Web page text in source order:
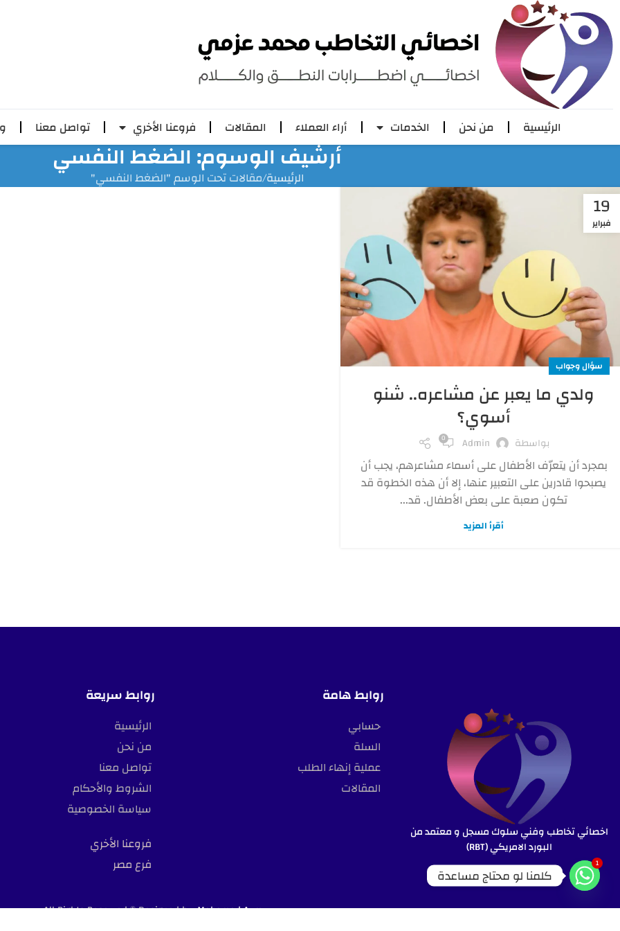
الرئيسية من نحن الخدمات أراء العملاء المقالات فروعنا الأخري تواصل معنا
أرشيف الوسوم: الضغط النفسي
الرئيسية مقالات تحت الوسم "الضغط النفسي"
19
فبراير
سؤال وجواب
ولدي ما يعبر عن مشاعره.. شنو
أسوي؟
بواسطة Admin
0
بمجرد أن يتعرّف الأطفال على أسماء مشاعرهم، يجب أن
يصبحوا قادرين على التعبير عنها، إلا أن هذه الخطوة قد
تكون صعبة على بعض الأطفال. قد...
أقرأ المزيد
اخصائي تخاطب وفني سلوك مسجل و معتمد من
البورد الامريكي (RBT)
روابط هامة
حسابي
السلة
عملية إنهاء الطلب
المقالات
روابط سريعة
الرئيسية
من نحن
تواصل معنا
الشروط والأحكام
سياسة الخصوصية
فروعنا الأخري
فرع مصر
All Rights Reserved © Designed byMohamed Azmy
1
كلمنا لو محتاج مساعدة